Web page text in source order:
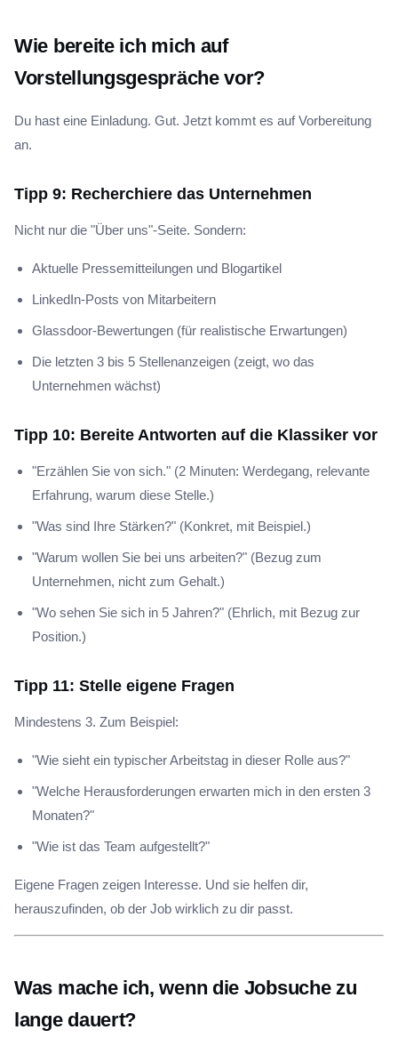
Wie bereite ich mich auf
Vorstellungsgespräche vor?
Du hast eine Einladung. Gut. Jetzt kommt es auf Vorbereitung
an.
Tipp 9: Recherchiere das Unternehmen
Nicht nur die "Über uns"-Seite. Sondern:
Aktuelle Pressemitteilungen und Blogartikel
LinkedIn-Posts von Mitarbeitern
Glassdoor-Bewertungen (für realistische Erwartungen)
Die letzten 3 bis 5 Stellenanzeigen (zeigt, wo das
Unternehmen wächst)
Tipp 10: Bereite Antworten auf die Klassiker vor
"Erzählen Sie von sich." (2 Minuten: Werdegang, relevante
Erfahrung, warum diese Stelle.)
"Was sind Ihre Stärken?" (Konkret, mit Beispiel.)
"Warum wollen Sie bei uns arbeiten?" (Bezug zum
Unternehmen, nicht zum Gehalt.)
"Wo sehen Sie sich in 5 Jahren?" (Ehrlich, mit Bezug zur
Position.)
Tipp 11: Stelle eigene Fragen
Mindestens 3. Zum Beispiel:
"Wie sieht ein typischer Arbeitstag in dieser Rolle aus?"
"Welche Herausforderungen erwarten mich in den ersten 3
Monaten?"
"Wie ist das Team aufgestellt?"
Eigene Fragen zeigen Interesse. Und sie helfen dir,
herauszufinden, ob der Job wirklich zu dir passt.
Was mache ich, wenn die Jobsuche zu
lange dauert?